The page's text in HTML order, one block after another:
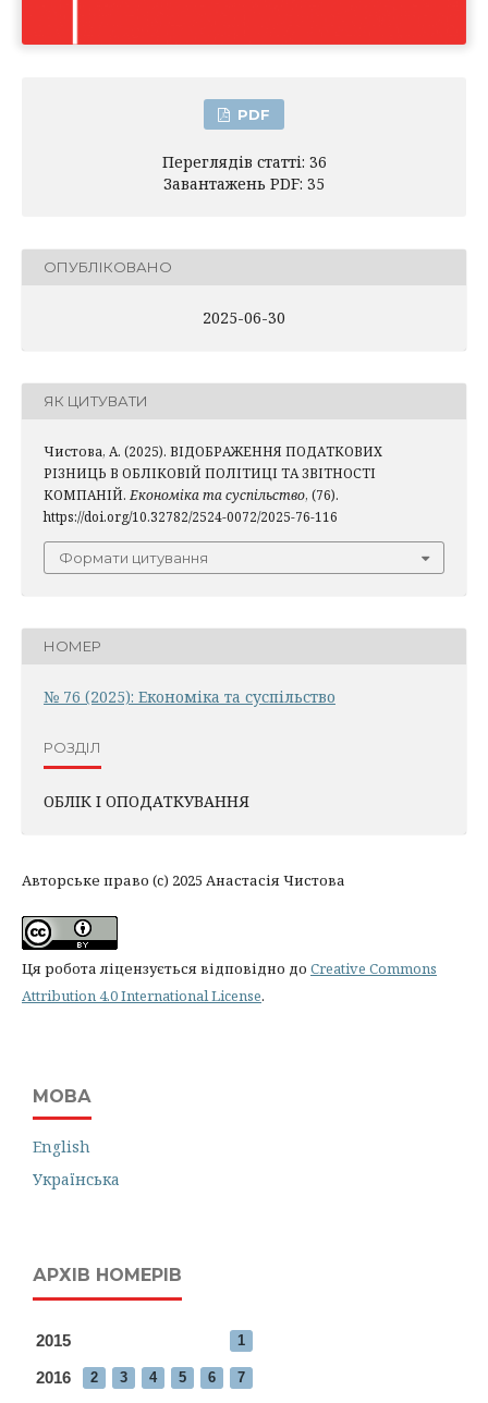
PDF
Переглядів статті: 36
Завантажень PDF: 35
ОПУБЛІКОВАНО
2025-06-30
ЯК ЦИТУВАТИ
Чистова, А. (2025). ВІДОБРАЖЕННЯ ПОДАТКОВИХ
РІЗНИЦЬ В ОБЛІКОВІЙ ПОЛІТИЦІ ТА ЗВІТНОСТІ
КОМПАНІЙ. Економіка та суспільство, (76).
https://doi.org/10.32782/2524-0072/2025-76-116
Формати цитування
НОМЕР
№ 76 (2025): Економіка та суспільство
РОЗДІЛ
ОБЛІК І ОПОДАТКУВАННЯ
Авторське право (c) 2025 Анастасія Чистова
Ця робота ліцензується відповідно до Creative Commons
Attribution 4.0 International License.
МОВА
English
Українська
АРХІВ НОМЕРІВ
2015 1
2016 2 3 4 5 6 7